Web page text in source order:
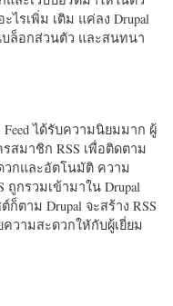
ไรเพิ่ม เติม แค่ลง Drupal
ล็อกส่วนตัว และสนทนา
Feed ได้รับความนิยมมาก ผู้
สมาชิก RSS เพื่อติดตาม
วกและอัตโนมัติ ความ
ถูกรวมเข้ามาใน Drupal
ตาม Drupal จะสร้าง RSS
วามสะดวกใหักับผู้เยี่ยม